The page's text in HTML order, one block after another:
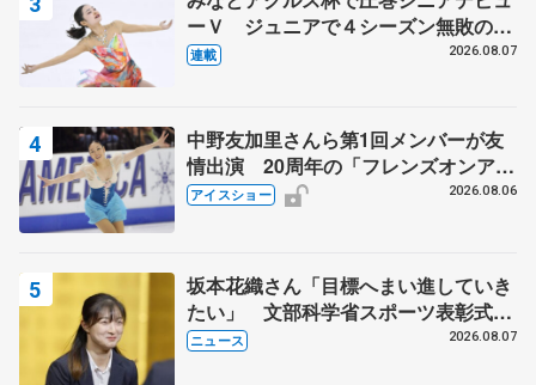
ーＶ ジュニアで４シーズン無敗の島
田麻央
連載 2026.08.07
中野友加里さんら第1回メンバーが友
情出演 20周年の「フレンズオンアイ
ス」 宮本賢二さん、有川梨絵さん、
アイスショー 2026.08.06
坂本花織さん「目標へまい進していき
たい」 文部科学省スポーツ表彰式で
代表謝辞
ニュース 2026.08.07